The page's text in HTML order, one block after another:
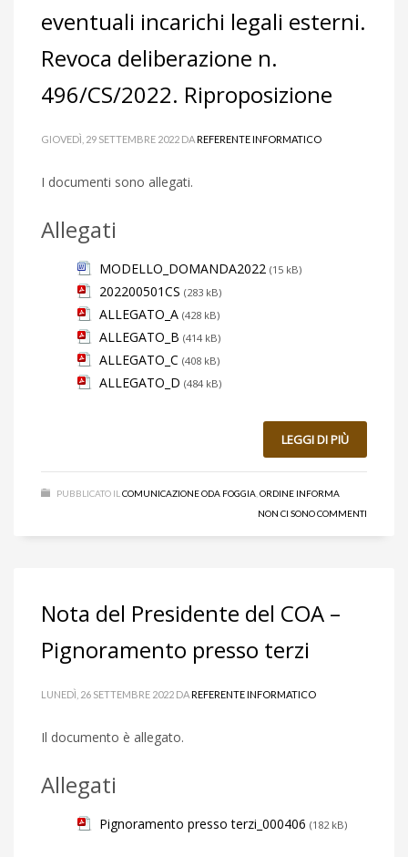
eventuali incarichi legali esterni.
Revoca deliberazione n.
496/CS/2022. Riproposizione
GIOVEDÌ, 29 SETTEMBRE 2022 DAREFERENTE INFORMATICO
I documenti sono allegati.
Allegati
MODELLO_DOMANDA2022 (15 kB)
202200501CS (283 kB)
ALLEGATO_A (428 kB)
ALLEGATO_B (414 kB)
ALLEGATO_C (408 kB)
ALLEGATO_D (484 kB)
LEGGI DI PIÙ
PUBBLICATO IL COMUNICAZIONE ODA FOGGIA ORDINE INFORMA
NON CI SONO COMMENTI
Nota del Presidente del COA –
Pignoramento presso terzi
LUNEDÌ, 26 SETTEMBRE 2022 DAREFERENTE INFORMATICO
Il documento è allegato.
Allegati
Pignoramento presso terzi_000406 (182 kB)